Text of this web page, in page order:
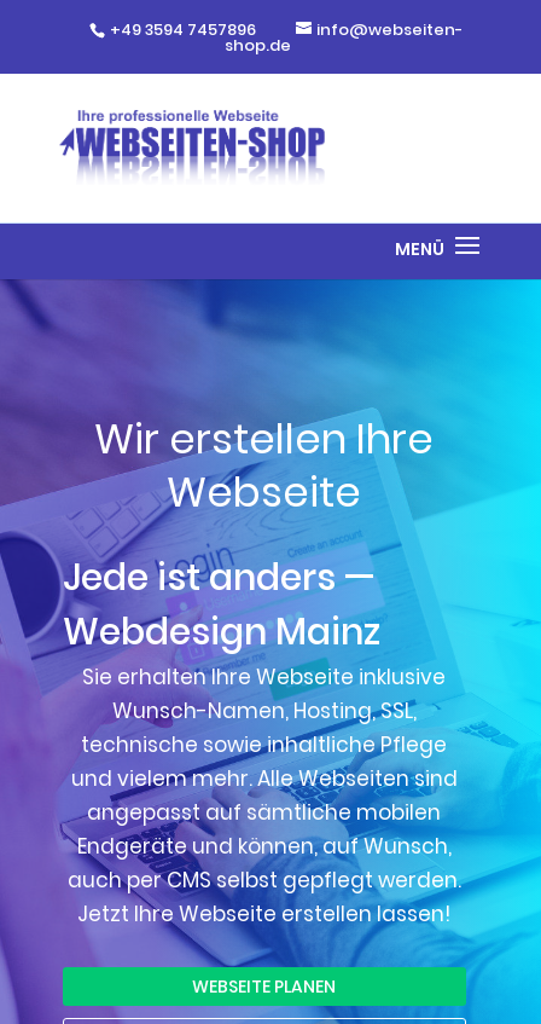
+49 3594 7457896 info@webseiten-
shop.de
Wir erstellen Ihre
Webseite
Jede ist anders —
Webdesign Mainz
Sie erhalten Ihre Webseite inklusive
Wunsch-Namen, Hosting, SSL,
technische sowie inhaltliche Pflege
und vielem mehr. Alle Webseiten sind
angepasst auf sämtliche mobilen
Endgeräte und können, auf Wunsch,
auch per CMS selbst gepflegt werden.
Jetzt Ihre Webseite erstellen lassen!
WEBSEITE PLANEN